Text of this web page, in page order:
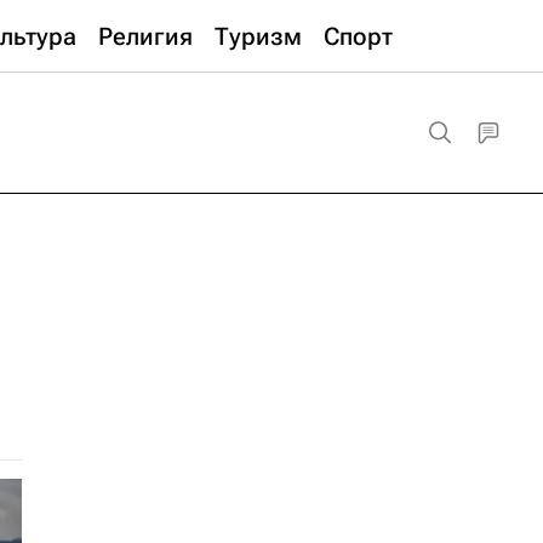
Религия Туризм Спорт